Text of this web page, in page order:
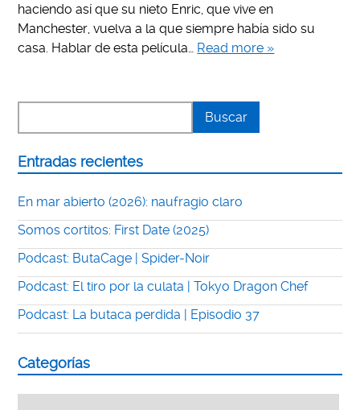
haciendo así que su nieto Enric, que vive en
Manchester, vuelva a la que siempre había sido su
casa. Hablar de esta película… Read more »
Entradas recientes
En mar abierto (2026): naufragio claro
Somos cortitos: First Date (2025)
Podcast: ButaCage | Spider-Noir
Podcast: El tiro por la culata | Tokyo Dragon Chef
Podcast: La butaca perdida | Episodio 37
Categorías